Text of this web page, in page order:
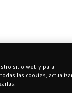
sitio web y para
las cookies,